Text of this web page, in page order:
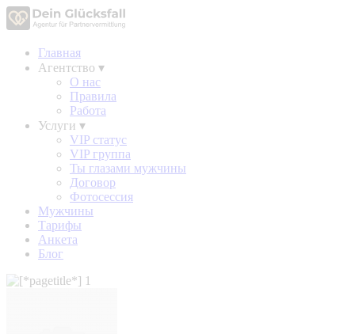
Главная
Агентство ▾
О нас
Правила
Работа
Услуги ▾
VIP статус
VIP группа
Ты глазами мужчины
Договор
Фотосессия
Мужчины
Тарифы
Анкета
Блог